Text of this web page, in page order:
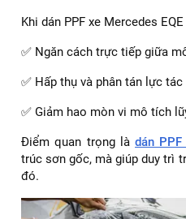
Khi dán PPF xe Mercedes
✅ Ngăn cách trực tiếp giữa
✅ Hấp thụ và phân tán lực
✅ Giảm hao mòn vi mô tích
Điểm quan trọng là dán
trúc sơn gốc, mà giúp duy trì
đó.